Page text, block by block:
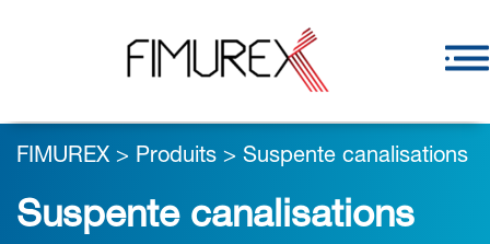
FIMUREX > Produits > Suspente canalisations
Suspente canalisations